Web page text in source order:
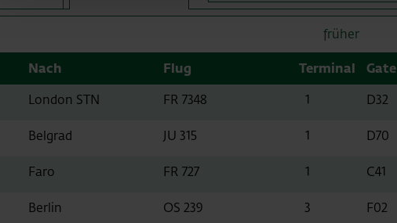
früher
Nach Flug Terminal Gate
London STN FR 7348 1 D32
Belgrad JU 315 1 D70
Faro FR 727 1 C41
Berlin OS 239 3 F02